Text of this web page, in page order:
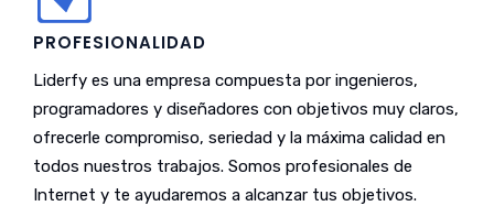
PROFESIONALIDAD
Liderfy es una empresa compuesta por ingenieros,
programadores y diseñadores con objetivos muy claros,
ofrecerle compromiso, seriedad y la máxima calidad en
todos nuestros trabajos. Somos profesionales de
Internet y te ayudaremos a alcanzar tus objetivos.